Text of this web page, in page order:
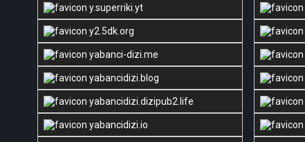
y.superriki.yt
y2.5dk.org
yabanci-dizi.me
yabancidizi.blog
yabancidizi.dizipub2.life
yabancidizi.io